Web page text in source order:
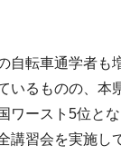
自転車通学者
いるものの、
ースト5位とな
講習会を実施